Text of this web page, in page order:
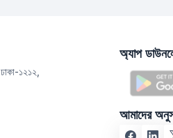
১২১২,
অ্যাপ
আমাদের